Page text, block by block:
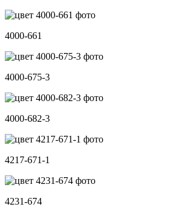
4000-661
4000-675-3
4000-682-3
4217-671-1
4231-674